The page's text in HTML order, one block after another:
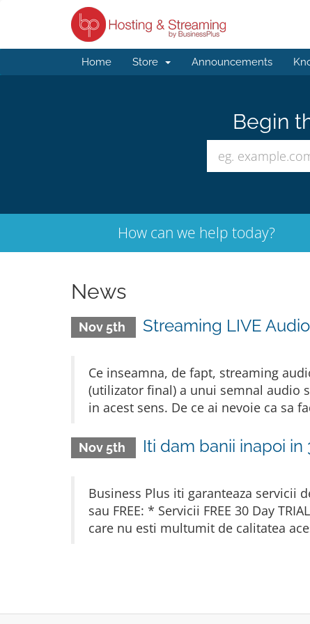
Home Store Announcements
Begin
How can we help today?
News
Nov 5th Streaming LIVE
Ce inseamna, de fapt, streaming
(utilizator final) a unui semnal audio
in acest sens. De ce ai nevoie ca sa
Nov 5th Iti dam banii inapoi in
Business Plus iti garanteaza servicii
sau FREE: * Servicii FREE 30 Day
care nu esti multumit de calitatea